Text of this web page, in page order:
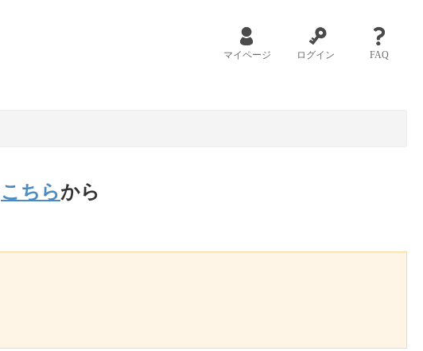
マイページ ログイン FAQ
こちらから